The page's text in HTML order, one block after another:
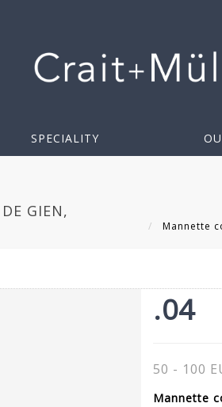
SPECIALITY
GIEN,
Mannette
.04
50 - 100
Mannette